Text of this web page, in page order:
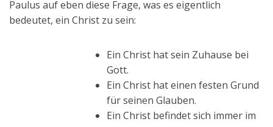
Paulus auf eben diese Frage, was es eigentlich
bedeutet, ein Christ zu sein:
Ein Christ hat sein Zuhause bei
Gott.
Ein Christ hat einen festen Grund
für seinen Glauben.
Ein Christ befindet sich immer im